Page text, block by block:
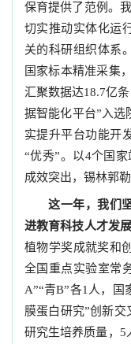
保育提供了范例。
切实推动实体化运
关的科研组织体系
国家标本精准采集
汇聚数据达18.7亿
据智能化平台”入选
实提升平台功能开
“优秀”。以4个国
成效突出，锡林郭
这一年，我们
进教育科技人才发
植物学奖成就奖和
全国重点实验室常
A”“青B”各1人，国
膜蛋白研究”创新交
研究生培养质量，5